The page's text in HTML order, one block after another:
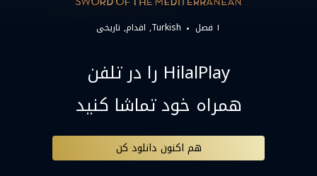
۱ فصل Turkish اقدام تاریخی
HilalPlay را در تلفن
همراه خود تماشا کنید
هم اکنون دانلود کن